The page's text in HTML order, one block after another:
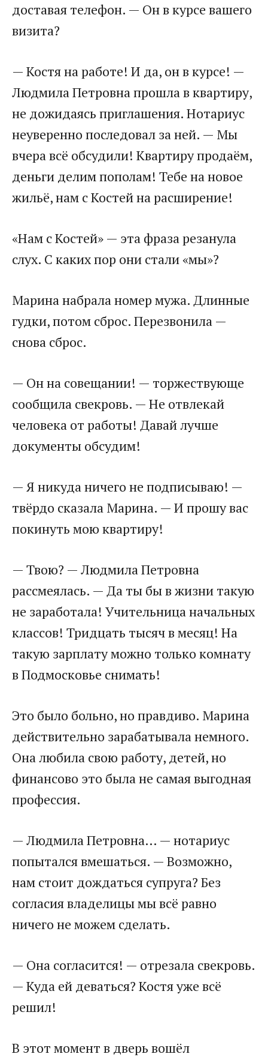
доставая телефон. — Он в курсе вашего
визита?
— Костя на работе! И да, он в курсе! —
Людмила Петровна прошла в квартиру,
не дожидаясь приглашения. Нотариус
неуверенно последовал за ней. — Мы
вчера всё обсудили! Квартиру продаём,
деньги делим пополам! Тебе на новое
жильё, нам с Костей на расширение!
«Нам с Костей» — эта фраза резанула
слух. С каких пор они стали «мы»?
Марина набрала номер мужа. Длинные
гудки, потом сброс. Перезвонила —
снова сброс.
— Он на совещании! — торжествующе
сообщила свекровь. — Не отвлекай
человека от работы! Давай лучше
документы обсудим!
— Я никуда ничего не подписываю! —
твёрдо сказала Марина. — И прошу вас
покинуть мою квартиру!
— Твою? — Людмила Петровна
рассмеялась. — Да ты бы в жизни такую
не заработала! Учительница начальных
классов! Тридцать тысяч в месяц! На
такую зарплату можно только комнату
в Подмосковье снимать!
Это было больно, но правдиво. Марина
действительно зарабатывала немного.
Она любила свою работу, детей, но
финансово это была не самая выгодная
профессия.
— Людмила Петровна… — нотариус
попытался вмешаться. — Возможно,
нам стоит дождаться супруга? Без
согласия владелицы мы всё равно
ничего не можем сделать.
— Она согласится! — отрезала свекровь.
— Куда ей деваться? Костя уже всё
решил!
В этот момент в дверь вошёл